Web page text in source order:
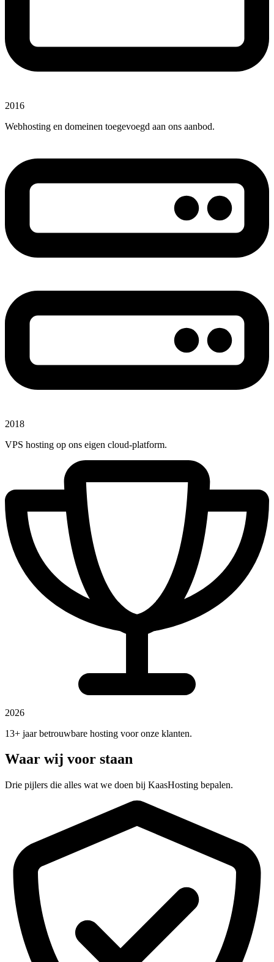
2016
Webhosting en domeinen toegevoegd aan ons aanbod.
2018
VPS hosting op ons eigen cloud-platform.
2026
13+ jaar betrouwbare hosting voor onze klanten.
Waar wij voor staan
Drie pijlers die alles wat we doen bij KaasHosting bepalen.